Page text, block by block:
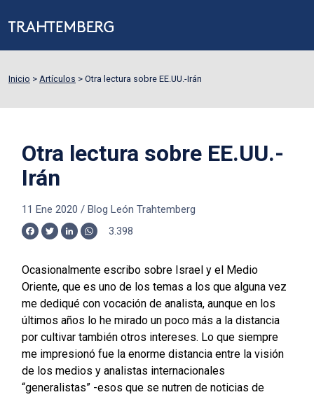
Inicio > Artículos > Otra lectura sobre EE.UU.-Irán
Otra lectura sobre EE.UU.-
Irán
11 Ene 2020 / Blog León Trahtemberg
Facebook
TwitterLinkedInWhatsApp
3.398
Ocasionalmente escribo sobre Israel y el Medio
Oriente, que es uno de los temas a los que alguna vez
me dediqué con vocación de analista, aunque en los
últimos años lo he mirado un poco más a la distancia
por cultivar también otros intereses. Lo que siempre
me impresionó fue la enorme distancia entre la visión
de los medios y analistas internacionales
“generalistas” -esos que se nutren de noticias de